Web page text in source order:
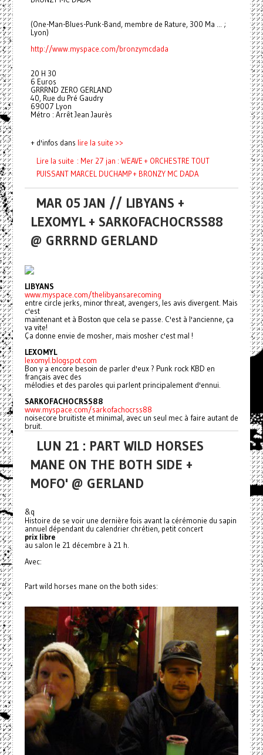
(One-Man-Blues-Punk-Band, membre de Rature, 300 Ma ... ;
Lyon)
http://www.myspace.com/bronzymcdada
20 H 30
6 Euros
GRRRND ZERO GERLAND
40, Rue du Pré Gaudry
69007 Lyon
Métro : Arrêt Jean Jaurès
+ d'infos dans lire la suite >>
Lire la suite : Mer 27 jan : WEAVE + ORCHESTRE TOUT
PUISSANT MARCEL DUCHAMP + BRONZY MC DADA
MAR 05 JAN // LIBYANS +
LEXOMYL + SARKOFACHOCRSS88
@ GRRRND GERLAND
LIBYANS
www.myspace.com/thelibyansarecoming
entre circle jerks, minor threat, avengers, les avis divergent. Mais
c'est
maintenant et à Boston que cela se passe. C'est à l'ancienne, ça
va vite!
Ça donne envie de mosher, mais mosher c'est mal !
LEXOMYL
lexomyl.blogspot.com
Bon y a encore besoin de parler d'eux ? Punk rock KBD en
français avec des
mélodies et des paroles qui parlent principalement d'ennui.
SARKOFACHOCRSS88
www.myspace.com/sarkofachocrss88
noisecore bruitiste et minimal, avec un seul mec à faire autant de
bruit.
LUN 21 : PART WILD HORSES
MANE ON THE BOTH SIDE +
MOFO' @ GERLAND
&q
Histoire de se voir une dernière fois avant la cérémonie du sapin
annuel dépendant du calendrier chrétien, petit concert
prix libre
au salon le 21 décembre à 21 h.
Avec:
Part wild horses mane on the both sides: